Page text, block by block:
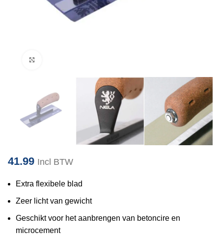
41.99 Incl BTW
Extra flexibele blad
Zeer licht van gewicht
Geschikt voor het aanbrengen van betoncire en
microcement